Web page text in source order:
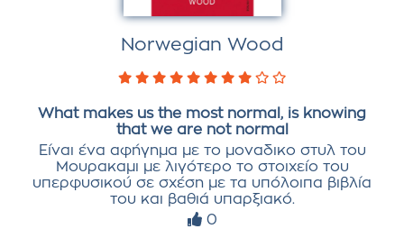
Norwegian Wood
What makes us the most normal, is knowing
that we are not normal
Είναι ένα αφήγημα με το μοναδικο στυλ του
Mουρακαμι με λιγότερο το στοιχείο του
υπερφυσικού σε σχέση με τα υπόλοιπα βιβλία
του και βαθιά υπαρξιακό.
0